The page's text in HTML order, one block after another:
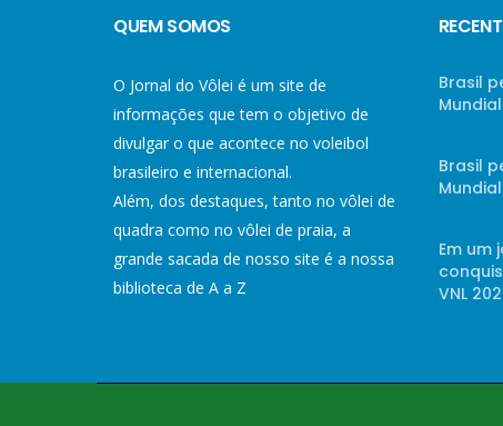
QUEM SOMOS
O Jornal do Vôlei é um site de
informações que tem o objetivo de
divulgar o que acontece no voleibol
brasileiro e internacional.
Além, dos destaques, tanto no vôlei de
quadra como no vôlei de praia, a
grande sacada de nosso site é a nossa
biblioteca de A a Z
Brasil
Brasil
Em um
VNL